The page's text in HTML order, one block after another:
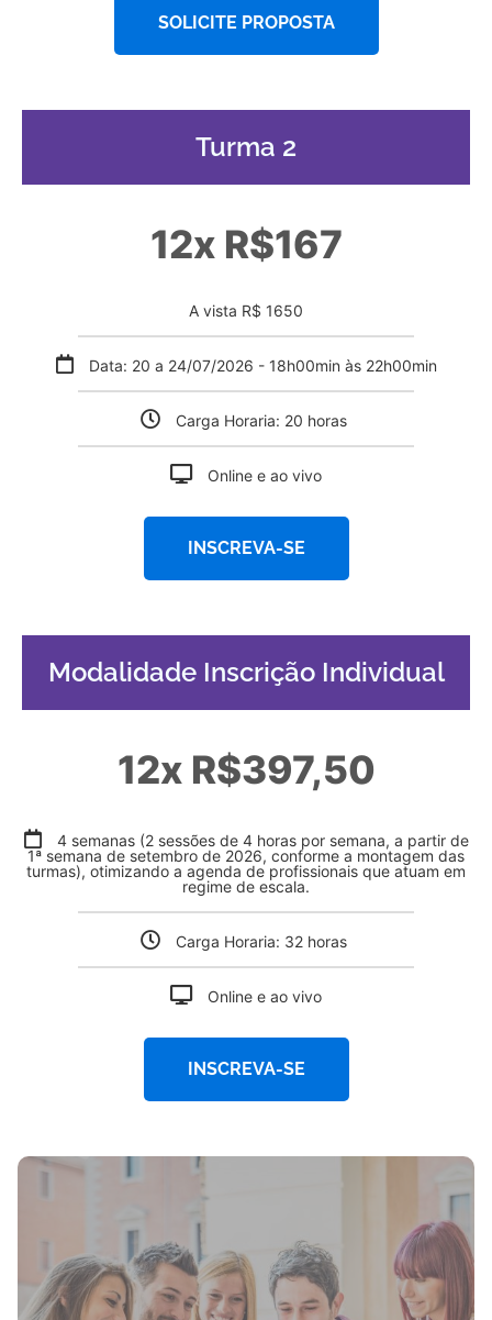
SOLICITE PROPOSTA
Turma 2
12x R$167
A vista R$ 1650
Data: 20 a 24/07/2026 - 18h00min às 22h00min
Carga Horaria: 20 horas
Online e ao vivo
INSCREVA-SE
Modalidade Inscrição Individual
12x R$397,50
4 semanas (2 sessões de 4 horas por semana, a partir de
1ª semana de setembro de 2026, conforme a montagem das
turmas), otimizando a agenda de profissionais que atuam em
regime de escala.
Carga Horaria: 32 horas
Online e ao vivo
INSCREVA-SE